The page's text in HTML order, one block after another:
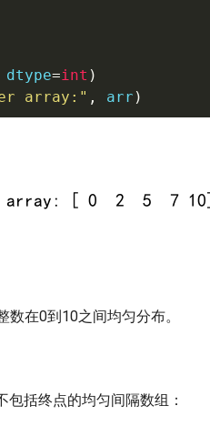
dtype=int )
array:" , arr )
在0到10之间均匀分布。
包括终点的均匀间隔数组：